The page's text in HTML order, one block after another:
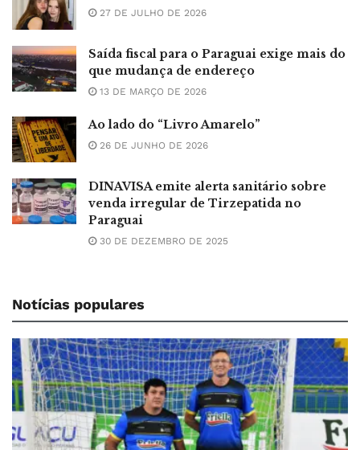
27 DE JULHO DE 2026
Saída fiscal para o Paraguai exige mais do
que mudança de endereço
13 DE MARÇO DE 2026
Ao lado do “Livro Amarelo”
26 DE JUNHO DE 2026
DINAVISA emite alerta sanitário sobre
venda irregular de Tirzepatida no
Paraguai
30 DE DEZEMBRO DE 2025
Notícias populares